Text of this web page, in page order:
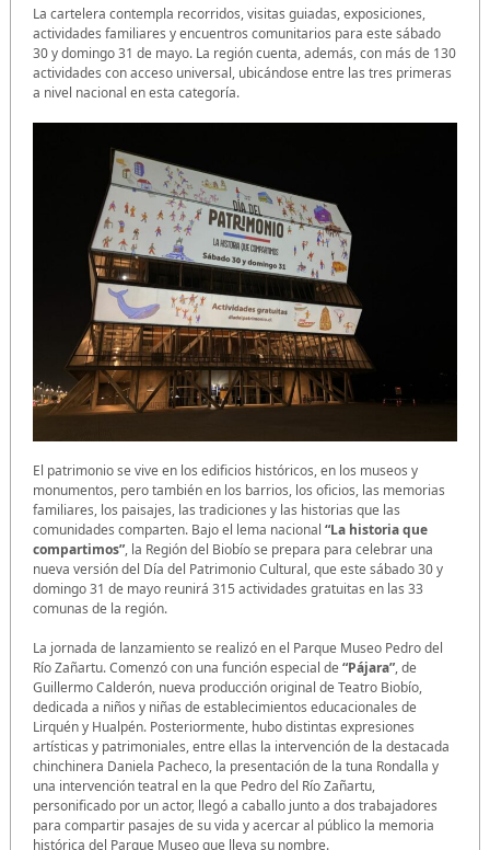
La cartelera contempla recorridos, visitas guiadas, exposiciones,
actividades familiares y encuentros comunitarios para este sábado
30 y domingo 31 de mayo. La región cuenta, además, con más de 130
actividades con acceso universal, ubicándose entre las tres primeras
a nivel nacional en esta categoría.
El patrimonio se vive en los edificios históricos, en los museos y
monumentos, pero también en los barrios, los oficios, las memorias
familiares, los paisajes, las tradiciones y las historias que las
comunidades comparten. Bajo el lema nacional “La historia que
compartimos”, la Región del Biobío se prepara para celebrar una
nueva versión del Día del Patrimonio Cultural, que este sábado 30 y
domingo 31 de mayo reunirá 315 actividades gratuitas en las 33
comunas de la región.
La jornada de lanzamiento se realizó en el Parque Museo Pedro del
Río Zañartu. Comenzó con una función especial de“Pájara”, de
Guillermo Calderón, nueva producción original de Teatro Biobío,
dedicada a niños y niñas de establecimientos educacionales de
Lirquén y Hualpén. Posteriormente, hubo distintas expresiones
artísticas y patrimoniales, entre ellas la intervención de la destacada
chinchinera Daniela Pacheco, la presentación de la tuna Rondalla y
una intervención teatral en la que Pedro del Río Zañartu,
personificado por un actor, llegó a caballo junto a dos trabajadores
para compartir pasajes de su vida y acercar al público la memoria
histórica del Parque Museo que lleva su nombre.